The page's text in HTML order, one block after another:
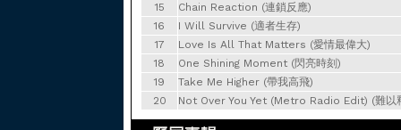
15
Chain Reaction (連鎖反應)
16
I Will Survive (適者生存)
17
Love Is All That Matters (愛情最偉大)
18
One Shining Moment (閃亮時刻)
19
Take Me Higher (帶我高飛)
20
Not Over You Yet (Metro Radio Edit) (難以